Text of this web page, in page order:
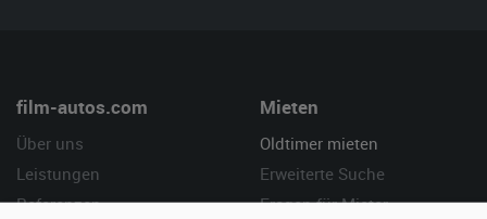
film-autos.com
Über uns
Leistungen
Referenzen
Mieten
Oldtimer mieten
Erweiterte Suche
Fragen für Mieter